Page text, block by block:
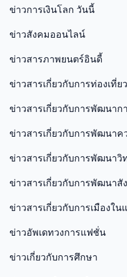
ข่าวการเงินโลก วันนี้
ข่าวสังคมออนไลน์
ข่าวสารภาพยนตร์อินดี้
ข่าวสารเกี่ยวกับการท่องเที่ยว
ข่าวสารเกี่ยวกับการพัฒนาก
ข่าวสารเกี่ยวกับการพัฒนาค
ข่าวสารเกี่ยวกับการพัฒนาวิ
ข่าวสารเกี่ยวกับการพัฒนาสั
ข่าวสารเกี่ยวกับการเมืองใน
ข่าวอัพเดทวงการแฟชั่น
ข่าวเกี่ยวกับการศึกษา